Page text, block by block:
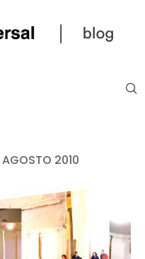
AGOSTO 2010